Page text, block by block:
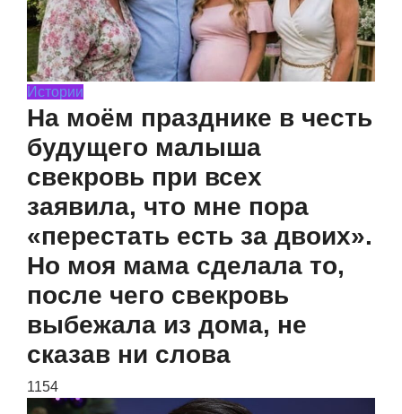
Истории
На моём празднике в честь
будущего малыша
свекровь при всех
заявила, что мне пора
«перестать есть за двоих».
Но моя мама сделала то,
после чего свекровь
выбежала из дома, не
сказав ни слова
1154